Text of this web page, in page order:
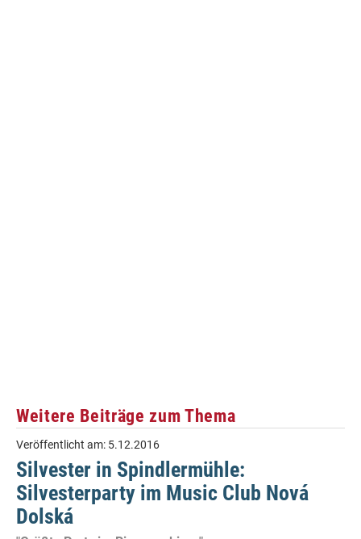
Weitere Beiträge zum Thema
Veröffentlicht am: 5.12.2016
Silvester in Spindlermühle:
Silvesterparty im Music Club Nová
Dolská